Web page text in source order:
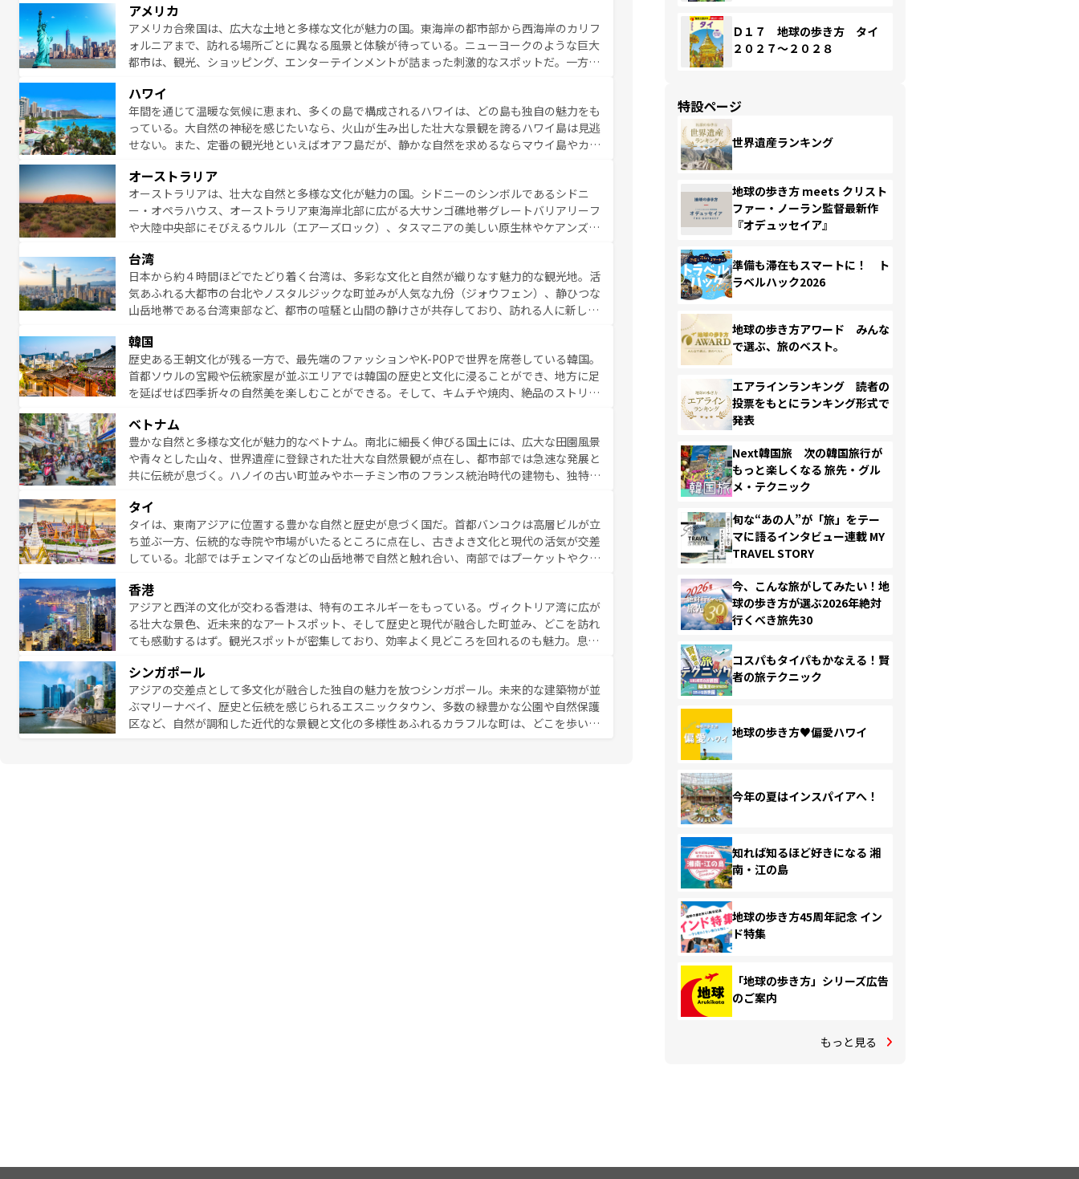
ービスもあり、うまく活用すれば市内交通費無料で観光を楽しむこともできる。 なお、新着
のスイス情報はコンテンツ一覧 を参照してほしい。
アメリカ
アメリカ合衆国は、広大な土地と多様な文化が魅力の国。東海岸の都市部から西海岸のカリフ
ォルニアまで、訪れる場所ごとに異なる風景と体験が待っている。ニューヨークのような巨大
都市は、観光、ショッピング、エンターテインメントが詰まった刺激的なスポットだ。一方、
絶景が堪能できる。さらに、南部のニューオーリンズでは、音楽と美食が融合した独特の文化
が魅力。旅行者はアメリカの各地域で異なる魅力を楽しみながら、その多様性と豊かな歴史を
感じることができるだろう。車でのロードトリップや列車の旅も、アメリカならではの贅沢な
旅のスタイルだ。 なお、新着のアメリカ情報はコンテンツ一覧を参照してほしい。
ハワイ
年間を通じて温暖な気候に恵まれ、多くの島で構成されるハワイは、どの島も独自の魅力をも
っている。大自然の神秘を感じたいなら、火山が生み出した壮大な景観を誇るハワイ島は見逃
せない。また、定番の観光地といえばオアフ島だが、静かな自然を求めるならマウイ島やカウ
る。「アロハスピリット」と呼ばれるおもてなしの心で訪れる人々を迎えてくれるハワイの
人々、おいしいローカルフードやハワイアンミュージック、伝統的なフラダンスなど、すべて
がハワイの魅力を彩っている。訪れるたびに新しい発見と感動が待っているハワイを、存分に
味わってほしい。 なお、新着のハワイ情報はコンテンツ一覧を参照してほしい。
オーストラリア
オーストラリアは、壮大な自然と多様な文化が魅力の国。シドニーのシンボルであるシドニ
ー・オペラハウス、オーストラリア東海岸北部に広がる大サンゴ礁地帯グレートバリアリーフ
や大陸中央部にそびえるウルル（エアーズロック）、タスマニアの美しい原生林やケアンズの
豊かで、美味しいものであふれている。アクティビティも充実しており、サーフィンやダイビ
ング、ハイキングなど、アウトドア好きにはたまらない。オーストラリアの多彩な魅力を存分
に味わいつくそう。 なお、新着のオーストラリア情報はコンテンツ一覧を参照してほしい。
台湾
日本から約４時間ほどでたどり着く台湾は、多彩な文化と自然が織りなす魅力的な観光地。活
気あふれる大都市の台北やノスタルジックな町並みが人気な九份（ジォウフェン）、静ひつな
山岳地帯である台湾東部など、都市の喧騒と山間の静けさが共存しており、訪れる人に新しい
から高級料理、ヘルシーで美容にもいいと評判のスイーツなど、バラエティ豊かな料理が味わ
える。 なお、新着の台湾情報はコンテンツ一覧を参照してほしい。
韓国
歴史ある王朝文化が残る一方で、最先端のファッションやK-POPで世界を席巻している韓国。
首都ソウルの宮殿や伝統家屋が並ぶエリアでは韓国の歴史と文化に浸ることができ、地方に足
を延ばせば四季折々の自然美を楽しむことができる。そして、キムチや焼肉、絶品のストリー
能できる。あたたかいホスピタリティに包まれながら、韓国の多彩な魅力を心ゆくまで味わっ
てみてほしい。 なお、新着の韓国情報はコンテンツ一覧を参照してほしい。
ベトナム
豊かな自然と多様な文化が魅力的なベトナム。南北に細長く伸びる国土には、広大な田園風景
や青々とした山々、世界遺産に登録された壮大な自然景観が点在し、都市部では急速な発展と
共に伝統が息づく。ハノイの古い町並みやホーチミン市のフランス統治時代の建物も、独特の
まないベトナム料理も魅力のひとつ。フォーやバインミー、ベトナムコーヒーなどは、ぜひ現
地で味わいたい。どの地域を訪れてもあたたかい人々が旅行者を迎えてくれるので、きっと忘
れられない旅になるはずだ。 なお、新着のベトナム情報はコンテンツ一覧を参照してほし
い。
タイ
タイは、東南アジアに位置する豊かな自然と歴史が息づく国だ。首都バンコクは高層ビルが立
ち並ぶ一方、伝統的な寺院や市場がいたるところに点在し、古きよき文化と現代の活気が交差
している。北部ではチェンマイなどの山岳地帯で自然と触れ合い、南部ではプーケットやクラ
ら高級レストランまで味覚を刺激する。気候は一年中温暖で、どの季節にも異なる楽しみが待
っている。親しみやすいタイの人々、仏教を中心とした文化、そして多様な観光資源が、訪れ
る旅人を魅了し続ける。 なお、新着のタイ情報はコンテンツ一覧を参照してほしい。
香港
アジアと西洋の文化が交わる香港は、特有のエネルギーをもっている。ヴィクトリア湾に広が
る壮大な景色、近未来的なアートスポット、そして歴史と現代が融合した町並み、どこを訪れ
ても感動するはず。観光スポットが密集しており、効率よく見どころを回れるのも魅力。息を
報はコンテンツ一覧
シンガポール
アジアの交差点として多文化が融合した独自の魅力を放つシンガポール。未来的な建築物が並
ぶマリーナベイ、歴史と伝統を感じられるエスニックタウン、多数の緑豊かな公園や自然保護
区など、自然が調和した近代的な景観と文化の多様性あふれるカラフルな町は、どこを歩いて
Ｄ１７ 地球の歩き方 タイ
２０２７～２０２８
特設ページ
世界遺産ランキング
地球の歩き方 meets クリスト
ファー・ノーラン監督最新作
『オデュッセイア』
準備も滞在もスマートに！ ト
ラベルハック2026
地球の歩き方アワード みんな
で選ぶ、旅のベスト。
エアラインランキング 読者の
投票をもとにランキング形式で
発表
Next韓国旅 次の韓国旅行が
もっと楽しくなる 旅先・グル
メ・テクニック
旬な“あの人”が「旅」をテー
マに語るインタビュー連載 MY
TRAVEL STORY
今、こんな旅がしてみたい！地
球の歩き方が選ぶ2026年絶対
行くべき旅先30
コスパもタイパもかなえる！賢
者の旅テクニック
地球の歩き方♥偏愛ハワイ
今年の夏はインスパイアへ！
知れば知るほど好きになる 湘
南・江の島
地球の歩き方45周年記念 イン
ド特集
「地球の歩き方」シリーズ広告
のご案内
もっと見る